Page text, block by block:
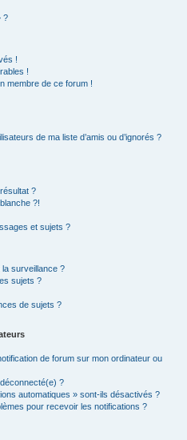
?
!
!
membre de ce forum !
de ma liste d’amis ou d’ignorés ?
?
?!
et sujets ?
surveillance ?
sujets ?
de sujets ?
de forum sur mon ordinateur ou
?
automatiques » sont-ils désactivés ?
pour recevoir les notifications ?